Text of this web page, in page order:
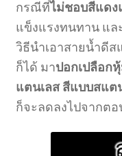
กรณีที่ไม่ชอบสีแดง
แข็งแรงทนทาน แล
วิธีนำเอาสายน้ำดี
ก็ได้ มาปอกเปลือก
แตนเลส สีแบบสแต
ก็จะลดลงไปจากต